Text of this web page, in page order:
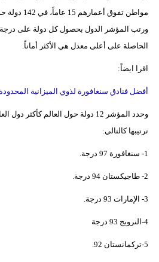
مواطن تفوق أعمارهم 15 عاماً، في 142 دولة حول العالم.
الحاصلة على أعلى معدل هي الأكثر أماناً.
اقرا ايضاً:
أفضل فنادق سنغافورة لذوي الميزانية المحدودة
ترتيبها كالتالي:
1- سنغافورة 97 درجة.
2- طاجيكستان 94 درجة.
3- الإمارات 93 درجة.
4-النرويج 93 درجة
5-تركمانستان 92.